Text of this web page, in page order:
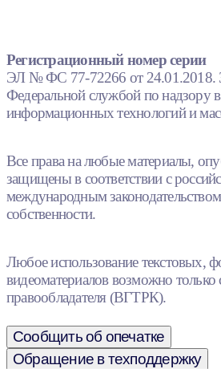
Регистрационный номер серии
ЭЛ № ФС 77-72266 от 24.01.2018.
Федеральной службой по надзору в
информационных технологий и
Все права на любые материалы,
защищены в соответствии с
международным
собственности.
Любое использование текстовых,
видеоматериалов возможно только
правообладателя (ВГТРК).
Сообщить об опечатке
Обращение в техподдержку